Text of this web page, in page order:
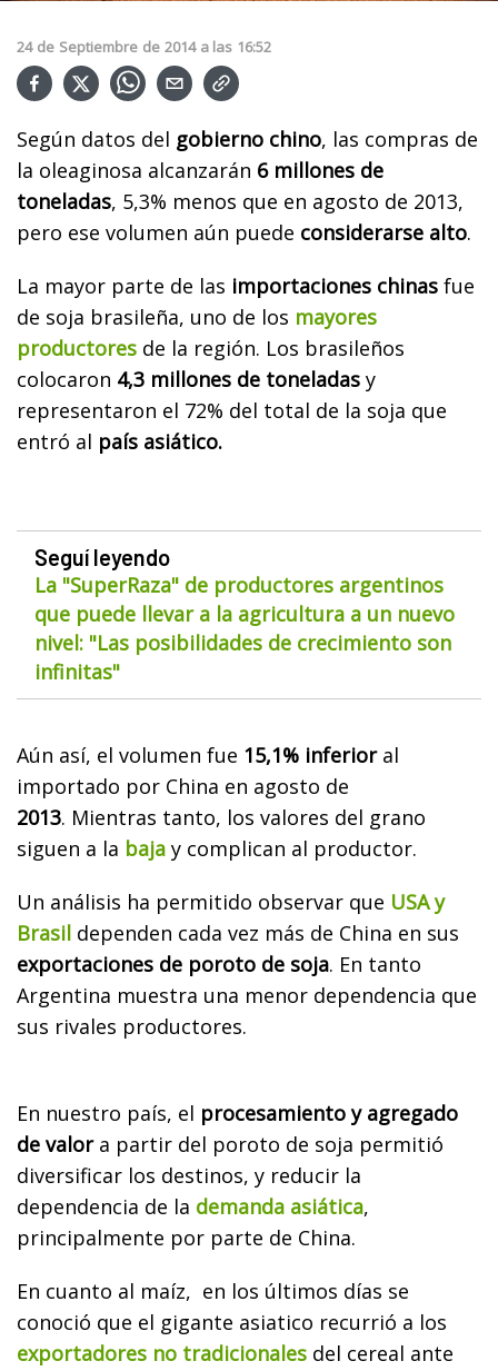
24 de Septiembre de 2014 a las 16:52
Según datos del gobierno chino, las compras de
la oleaginosa alcanzarán 6 millones de
toneladas, 5,3% menos que en agosto de 2013,
pero ese volumen aún puede considerarse alto.
La mayor parte de las importaciones chinas fue
de soja brasileña, uno de los mayores
productores de la región. Los brasileños
colocaron 4,3 millones de toneladas y
representaron el 72% del total de la soja que
entró al país asiático.
Seguí leyendo
La "SuperRaza" de productores argentinos
que puede llevar a la agricultura a un nuevo
nivel: "Las posibilidades de crecimiento son
infinitas"
Aún así, el volumen fue 15,1% inferioral
importado por China en agosto de
2013. Mientras tanto, los valores del grano
siguen a la baja y complican al productor.
Un análisis ha permitido observar que USA y
Brasil dependen cada vez más de China en sus
exportaciones de poroto de soja. En tanto
Argentina muestra una menor dependencia que
sus rivales productores.
En nuestro país, el procesamiento y agregado
de valora partir del poroto de soja permitió
diversificar los destinos, y reducir la
dependencia de la demanda asiática,
principalmente por parte de China.
En cuanto al maíz, en los últimos días se
conoció que el gigante asiatico recurrió a los
exportadores no tradicionales del cereal ante